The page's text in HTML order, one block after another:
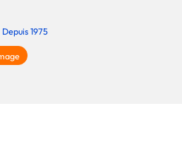
Depuis 1975